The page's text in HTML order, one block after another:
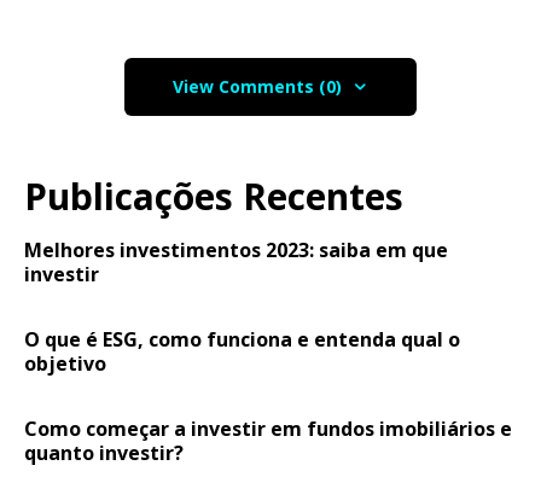
View Comments (0)
Publicações Recentes
Melhores investimentos 2023: saiba em que
investir
O que é ESG, como funciona e entenda qual o
objetivo
Como começar a investir em fundos imobiliários e
quanto investir?